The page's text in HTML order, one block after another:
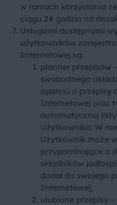
w ramach korzystania
ciągu 24 godzin od
Usługami dostępnymi
użytkowników
Internetowej są:
planner przepisów
swobodnego
oparciu o przepisy
Internetowej oraz
automatycznej
Użytkownika. W
Użytkownik może
przypominające o
składników
dodał do swojego
Internetowej;
ulubione przepisy –